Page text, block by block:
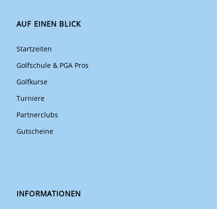
AUF EINEN BLICK
Startzeiten
Golfschule & PGA Pros
Golfkurse
Turniere
Partnerclubs
Gutscheine
INFORMATIONEN